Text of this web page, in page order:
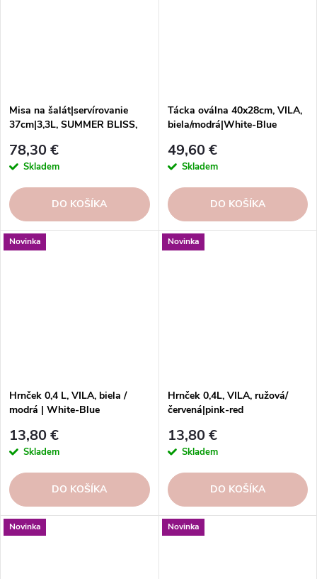
Misa na šalát|servírovanie
37cm|3,3L, SUMMER BLISS,
78,30 €
Skladem
DO KOŠÍKA
Tácka oválna 40x28cm, VILA,
biela/modrá|White-Blue
49,60 €
Skladem
DO KOŠÍKA
Novinka
Hrnček 0,4 L, VILA, biela /
modrá | White-Blue
13,80 €
Skladem
DO KOŠÍKA
Novinka
Hrnček 0,4L, VILA, ružová/
červená|pink-red
13,80 €
Skladem
DO KOŠÍKA
Novinka Novinka